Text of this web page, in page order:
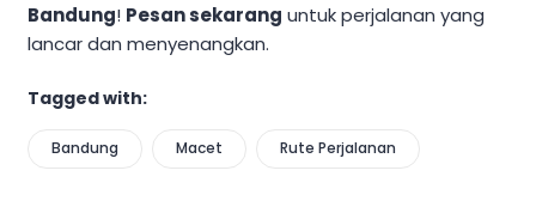
Bandung! Pesan sekarang untuk perjalanan yang
lancar dan menyenangkan.
Tagged with:
Bandung Macet Rute Perjalanan